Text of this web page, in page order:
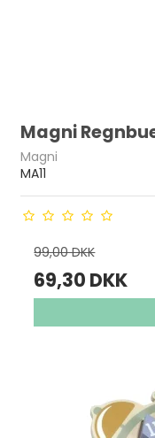
Magni
Magni
MA11
99,00 DKK
69,30 DKK